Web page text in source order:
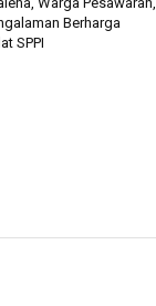
Berharga
SPPI